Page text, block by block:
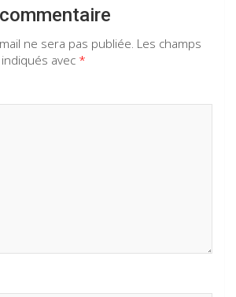
ne sera pas publiée. Les champs
avec *